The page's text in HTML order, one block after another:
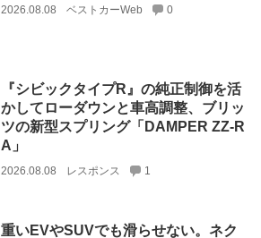
2026.08.08 ベストカーWeb 0
『シビックタイプR』の純正制御を活
かしてローダウンと車高調整、ブリッ
ツの新型スプリング「DAMPER ZZ-R
A」
2026.08.08 レスポンス 1
重いEVやSUVでも滑らせない。ネク